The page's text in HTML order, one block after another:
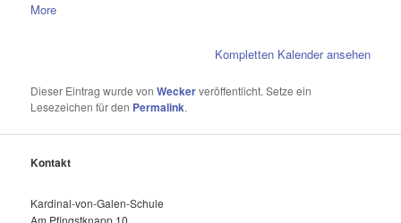
More
Kompletten Kalender ansehen
Dieser Eintrag wurde vonWeckerveröffentlicht. Setze ein
Lesezeichen für den Permalink.
Kontakt
Kardinal-von-Galen-Schule